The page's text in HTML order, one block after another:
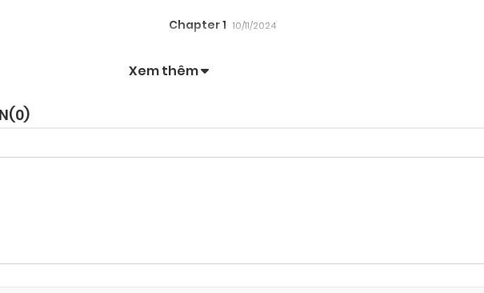
Chapter 1 10/11/2024
Xem thêm
0)